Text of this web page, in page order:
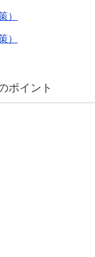
）
）
ポイント